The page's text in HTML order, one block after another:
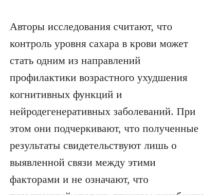
Авторы исследования считают, что
контроль уровня сахара в крови может
стать одним из направлений
профилактики возрастного ухудшения
когнитивных функций и
нейродегенеративных заболеваний. При
этом они подчеркивают, что полученные
результаты свидетельствуют лишь о
выявленной связи между этими
факторами и не означают, что